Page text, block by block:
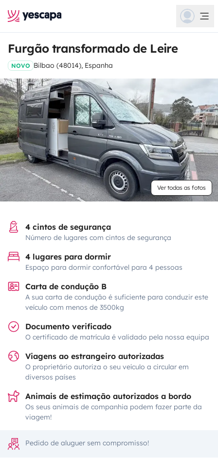
Furgão transformado de Leire
NOVO Bilbao (48014), Espanha
Ver todas as fotos
4 cintos de segurança
Número de lugares com cintos de segurança
4 lugares para dormir
Espaço para dormir confortável para 4 pessoas
Carta de condução B
A sua carta de condução é suficiente para conduzir este
veículo com menos de 3500kg
Documento verificado
O certificado de matrícula é validado pela nossa equipa
Viagens ao estrangeiro autorizadas
O proprietário autoriza o seu veículo a circular em
diversos países
Animais de estimação autorizados a bordo
Os seus animais de companhia podem fazer parte da
viagem!
Pedido de aluguer sem compromisso!